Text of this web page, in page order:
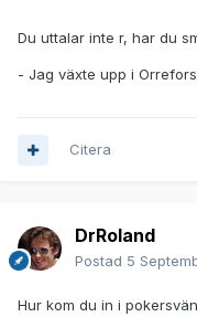
Du uttalar inte r, har du
- Jag växte upp i
Citera
DrRoland
Postad 5
Hur kom du in i